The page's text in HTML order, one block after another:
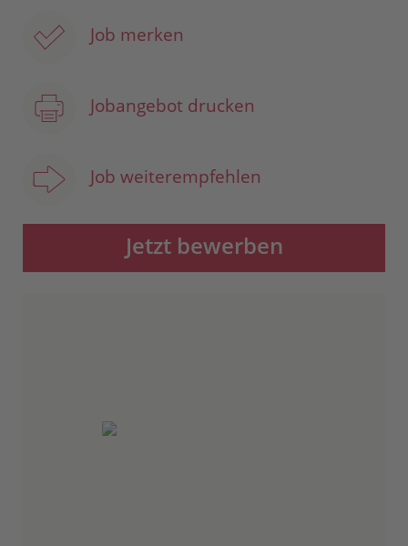
Job merken
Jobangebot drucken
Job weiterempfehlen
Jetzt bewerben